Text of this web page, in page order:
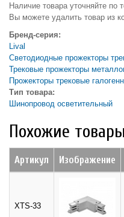
Наличие товара уточняйте по
Вы можете удалить товар из
Бренд-серия:
Lival
Светодиодные прожекторы
Трековые прожекторы
Прожекторы трековые
Тип товара:
Шинопровод осветительный
Похожие товары
Артикул Изображение
XTS-33